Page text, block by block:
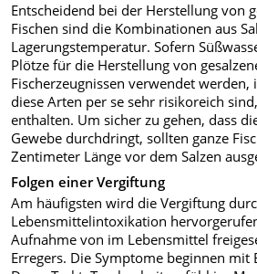
Entscheidend bei der Herstellung von
Fischen sind die Kombinationen aus
Lagerungstemperatur. Sofern
Plötze für die Herstellung von
Fischerzeugnissen verwendet
diese Arten per se sehr risikoreich sind,
enthalten. Um sicher zu gehen, dass
Gewebe durchdringt, sollten ganze
Zentimeter Länge vor dem Salzen
Folgen einer Vergiftung
Am häufigsten wird die Vergiftung
Lebensmittelintoxikation
Aufnahme von im Lebensmittel
Erregers. Die Symptome beginnen mit